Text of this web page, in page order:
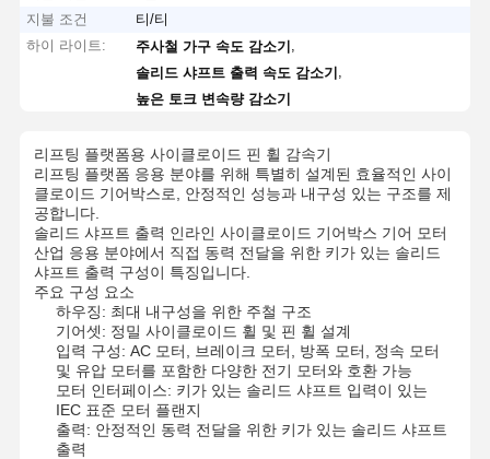
지불 조건
티/티
하이 라이트:
주사철 가구 속도 감소기
솔리드 샤프트 출력 속도 감소기
높은 토크 변속량 감소기
리프팅 플랫폼용 사이클로이드 핀 휠 감속기
리프팅 플랫폼 응용 분야를 위해 특별히 설계된 효율적인 사이
클로이드 기어박스로, 안정적인 성능과 내구성 있는 구조를 제
공합니다.
솔리드 샤프트 출력 인라인 사이클로이드 기어박스 기어 모터
산업 응용 분야에서 직접 동력 전달을 위한 키가 있는 솔리드
샤프트 출력 구성이 특징입니다.
주요 구성 요소
하우징: 최대 내구성을 위한 주철 구조
기어셋: 정밀 사이클로이드 휠 및 핀 휠 설계
입력 구성: AC 모터, 브레이크 모터, 방폭 모터, 정속 모터
및 유압 모터를 포함한 다양한 전기 모터와 호환 가능
모터 인터페이스: 키가 있는 솔리드 샤프트 입력이 있는
IEC 표준 모터 플랜지
출력: 안정적인 동력 전달을 위한 키가 있는 솔리드 샤프트
출력